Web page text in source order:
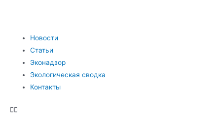
Новости
Статьи
Эконадзор
Экологическая сводка
Контакты